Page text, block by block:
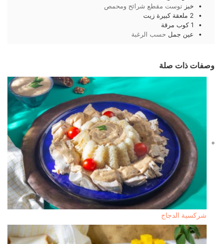
خبز توست مقطع شرائح ومحمص
2 ملعقة كبيرة زيت
1 كوب مرقة
عين جمل حسب الرغبة
وصفات ذات صلة
شركسية الدجاج